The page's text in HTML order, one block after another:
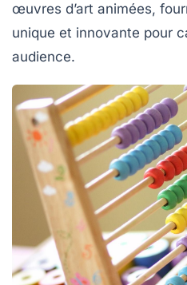
œuvres d’art animées,
unique et innovante pour
audience.